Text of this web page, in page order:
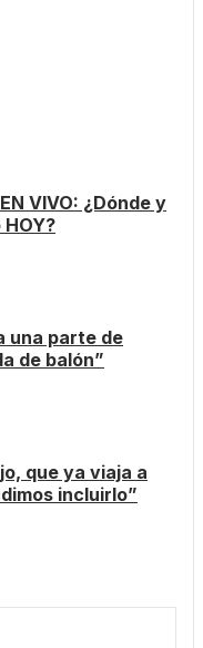
VIVO: ¿Dónde y
una parte de
de balón”
que ya viaja a
incluirlo”